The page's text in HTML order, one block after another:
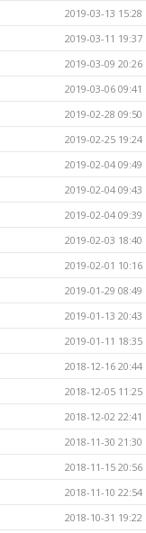
2019-03-13 15:28
2019-03-11 19:37
2019-03-09 20:26
2019-03-06 09:41
2019-02-28 09:50
2019-02-25 19:24
2019-02-04 09:49
2019-02-04 09:43
2019-02-04 09:39
2019-02-03 18:40
2019-02-01 10:16
2019-01-29 08:49
2019-01-13 20:43
2019-01-11 18:35
2018-12-16 20:44
2018-12-05 11:25
2018-12-02 22:41
2018-11-30 21:30
2018-11-15 20:56
2018-11-10 22:54
2018-10-31 19:22